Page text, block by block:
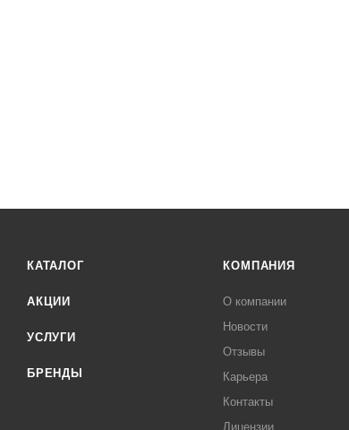
КАТАЛОГ
АКЦИИ
УСЛУГИ
БРЕНДЫ
КОМПАНИЯ
О компании
Новости
Отзывы
Карьера
Контакты
Лицензии